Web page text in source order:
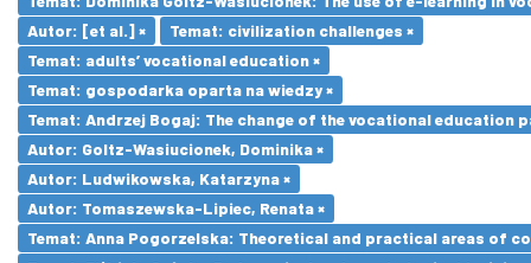
Autor: [et al.] ×
Temat: civilization challenges ×
Temat: adults’ vocational education ×
Temat: gospodarka oparta na wiedzy ×
Temat: Andrzej Bogaj: The change of the vocational education
Autor: Goltz-Wasiucionek, Dominika ×
Autor: Ludwikowska, Katarzyna ×
Autor: Tomaszewska-Lipiec, Renata ×
Temat: Anna Pogorzelska: Theoretical and practical areas of